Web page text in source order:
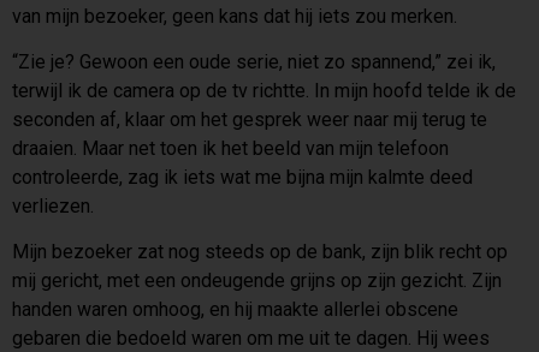
van mijn bezoeker, geen kans dat hij iets zou merken.
“Zie je? Gewoon een oude serie, niet zo spannend,” zei ik,
terwijl ik de camera op de tv richtte. In mijn hoofd telde ik de
seconden af, klaar om het gesprek weer naar mij terug te
draaien. Maar net toen ik het beeld van mijn telefoon
controleerde, zag ik iets wat me bijna mijn kalmte deed
verliezen.
Mijn bezoeker zat nog steeds op de bank, zijn blik recht op
mij gericht, met een ondeugende grijns op zijn gezicht. Zijn
handen waren omhoog, en hij maakte allerlei obscene
gebaren die bedoeld waren om me uit te dagen. Hij wees